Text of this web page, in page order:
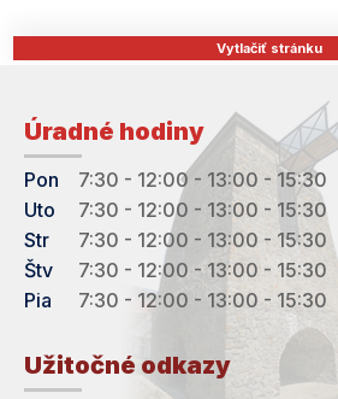
Vytlačiť stránku
Úradné hodiny
Pon
7:30 - 12:00 - 13:00 - 15:30
Uto
7:30 - 12:00 - 13:00 - 15:30
Str
7:30 - 12:00 - 13:00 - 15:30
Štv
7:30 - 12:00 - 13:00 - 15:30
Pia
7:30 - 12:00 - 13:00 - 15:30
Užitočné odkazy